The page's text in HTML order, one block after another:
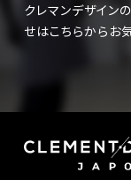
クレマンデザイン
せはこちらからお